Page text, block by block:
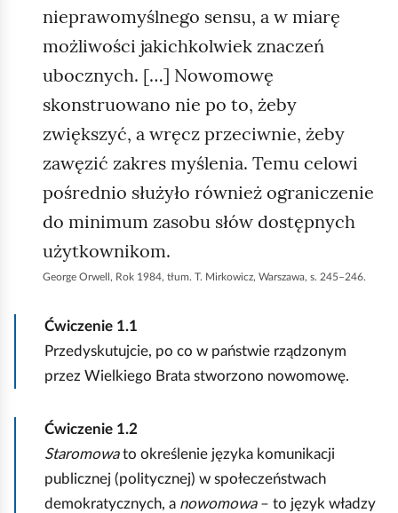
nieprawomyślnego sensu, a w miarę
możliwości jakichkolwiek znaczeń
ubocznych. […] Nowomowę
skonstruowano nie po to, żeby
zwiększyć, a wręcz przeciwnie, żeby
zawęzić zakres myślenia. Temu celowi
pośrednio służyło również ograniczenie
do minimum zasobu słów dostępnych
użytkownikom.
George Orwell, Rok 1984, tłum. T. Mirkowicz, Warszawa, s. 245–246.
Ćwiczenie 1.1
Przedyskutujcie, po co w państwie rządzonym
przez Wielkiego Brata stworzono nowomowę.
Ćwiczenie 1.2
Staromowato określenie języka komunikacji
publicznej (politycznej) w społeczeństwach
demokratycznych, a nowomowa– to język władzy